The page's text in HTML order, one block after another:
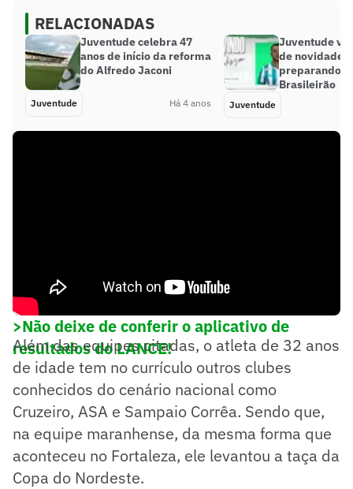
RELACIONADAS
Juventude celebra 47
anos de início da reforma
do Alfredo Jaconi
Juventude Há 4 anos
Juventude
de novidades
preparando
Brasileirão
Juventude
>Não deixe de conferir o aplicativo de
resultados do LANCE!
Além das equipes citadas, o atleta de 32 anos
de idade tem no currículo outros clubes
conhecidos do cenário nacional como
Cruzeiro, ASA e Sampaio Corrêa. Sendo que,
na equipe maranhense, da mesma forma que
aconteceu no Fortaleza, ele levantou a taça da
Copa do Nordeste.